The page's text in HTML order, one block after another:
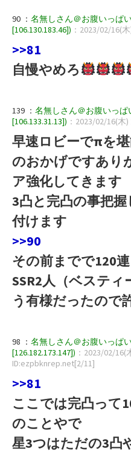
90 ： 名無しさん＠お腹いっぱ
[106.130.183.46]) ：2023/02/16(
>>81
自慢やめろ
139 ： 名無しさん＠お腹いっぱ
[106.133.31.13]) ：2023/02/16(木
早速ロビーでπを
のおかげですあり
ア強化してきます
3凸と完凸の事把
付けます
>>90
その前までで120
SSR2人（ベステ
う有様だったので
98 ： 名無しさん＠お腹いっぱい
[126.182.173.147]) ：2023/02/16(
ID:ezpbknrep.net[2/11]
>>81
ここでは完凸って
のことやで
星3つはただの3凸